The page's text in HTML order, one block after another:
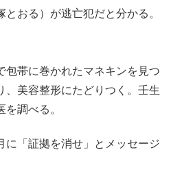
とおる）が逃亡犯だと分かる。
包帯に巻かれたマネキンを見つ
、美容整形にたどりつく。壬生
調べる。
に「証拠を消せ」とメッセージ